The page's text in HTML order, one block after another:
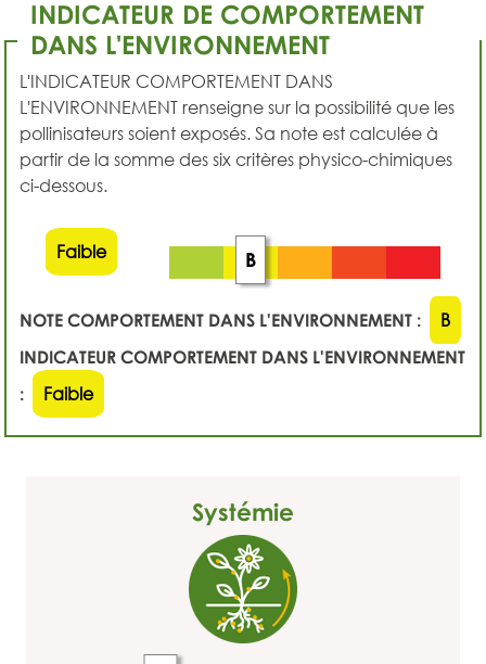
INDICATEUR DE COMPORTEMENT
DANS L'ENVIRONNEMENT
L'INDICATEUR COMPORTEMENT DANS
L'ENVIRONNEMENT renseigne sur la possibilité que les
pollinisateurs soient exposés. Sa note est calculée à
partir de la somme des six critères physico-chimiques
ci-dessous.
Faible B
NOTE COMPORTEMENT DANS L'ENVIRONNEMENT :
B
INDICATEUR COMPORTEMENT DANS L'ENVIRONNEMENT
:
Faible
Systémie